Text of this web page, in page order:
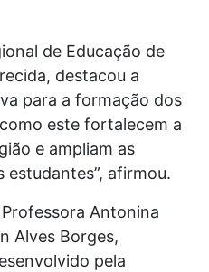
de Educação de
destacou a
para a formação dos
este fortalecem a
e ampliam as
afirmou.
Antonina
Alves Borges,
pela